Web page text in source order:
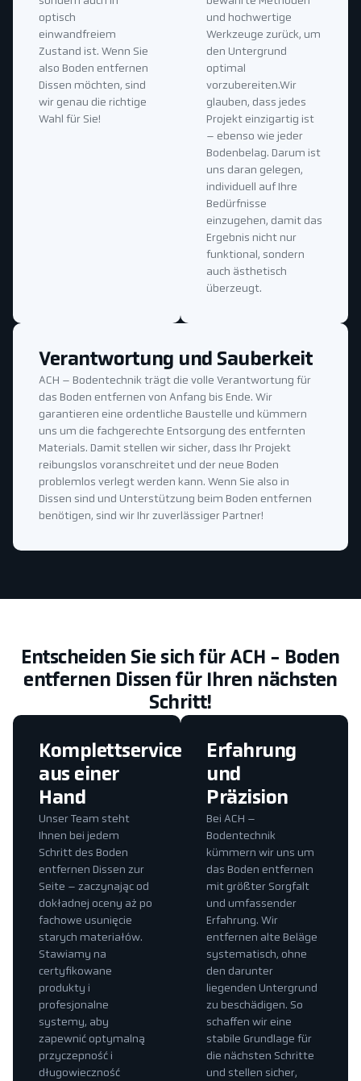
und hochwertige
Werkzeuge zurück, um
den Untergrund
optimal
vorzubereiten.Wir
glauben, dass jedes
Projekt einzigartig ist
– ebenso wie jeder
Bodenbelag. Darum ist
uns daran gelegen,
individuell auf Ihre
Bedürfnisse
einzugehen, damit das
Ergebnis nicht nur
funktional, sondern
auch ästhetisch
überzeugt.
optisch
einwandfreiem
Zustand ist. Wenn Sie
also Boden entfernen
Dissen möchten, sind
wir genau die richtige
Wahl für Sie!
Verantwortung und Sauberkeit
ACH – Bodentechnik trägt die volle Verantwortung für
das Boden entfernen von Anfang bis Ende. Wir
garantieren eine ordentliche Baustelle und kümmern
uns um die fachgerechte Entsorgung des entfernten
Materials. Damit stellen wir sicher, dass Ihr Projekt
reibungslos voranschreitet und der neue Boden
problemlos verlegt werden kann. Wenn Sie also in
Dissen sind und Unterstützung beim Boden entfernen
benötigen, sind wir Ihr zuverlässiger Partner!
Entscheiden Sie sich für ACH - Boden
entfernen Dissen für Ihren nächsten
Schritt!
Erfahrung
und
Präzision
Bei ACH –
Bodentechnik
kümmern wir uns um
das Boden entfernen
mit größter Sorgfalt
und umfassender
Erfahrung. Wir
entfernen alte Beläge
systematisch, ohne
den darunter
liegenden Untergrund
zu beschädigen. So
schaffen wir eine
stabile Grundlage für
die nächsten Schritte
und stellen sicher,
Komplettservice
aus einer
Hand
Unser Team steht
Ihnen bei jedem
Schritt des Boden
entfernen Dissen zur
Seite – zaczynając od
dokładnej oceny aż po
fachowe usunięcie
starych materiałów.
Stawiamy na
certyfikowane
produkty i
profesjonalne
systemy, aby
zapewnić optymalną
przyczepność i
długowieczność